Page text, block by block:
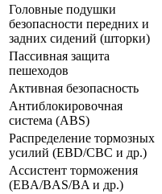
Головные подушки
безопасности передних и
задних сидений (шторки)
Пассивная защита
пешеходов
Активная безопасность
Антиблокировочная
система (ABS)
Распределение тормозных
усилий (EBD/CBC и др.)
Ассистент торможения
(EBA/BAS/BA и др.)